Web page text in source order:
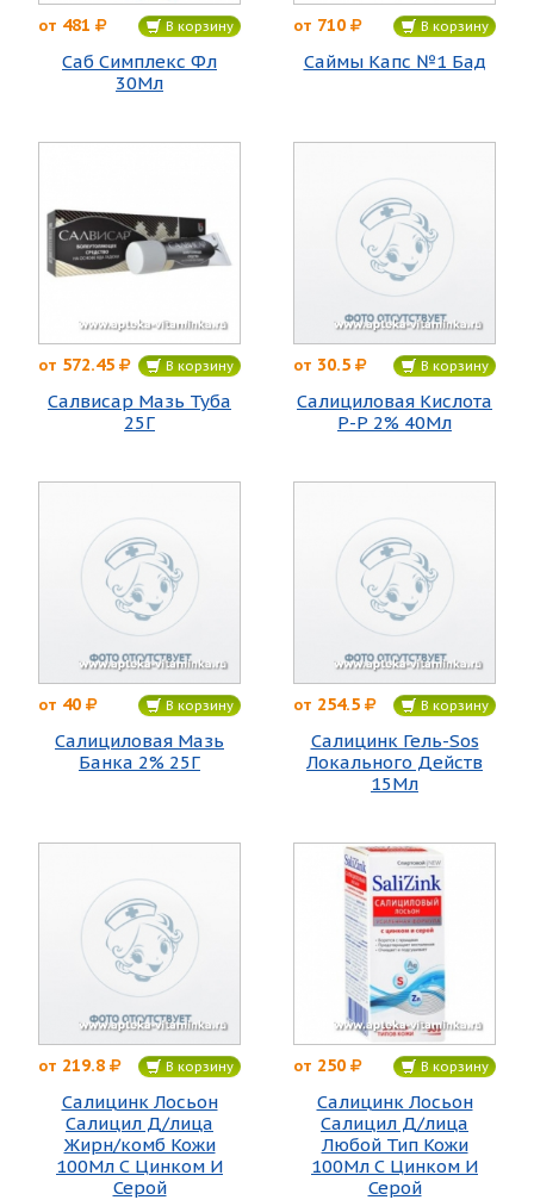
от 481 В корзину
Саб Симплекс Фл
30Мл
от 710 В корзину
Саймы Капс №1 Бад
от 572.45 В корзину
Салвисар Мазь Туба
25Г
от 30.5 В корзину
Салициловая Кислота
Р-Р 2% 40Мл
от 40 В корзину
Салициловая Мазь
Банка 2% 25Г
от 254.5 В корзину
Салицинк Гель-Sos
Локального Действ
15Мл
от 219.8 В корзину
Салицинк Лосьон
Салицил Д/лица
Жирн/комб Кожи
100Мл С Цинком И
Серой
от 250 В корзину
Салицинк Лосьон
Салицил Д/лица
Любой Тип Кожи
100Мл С Цинком И
Серой